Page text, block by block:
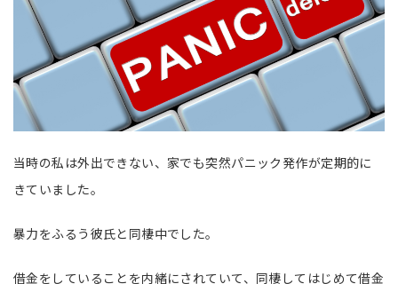
当時の私は外出できない、家でも突然パニック発作が定期的に
きていました。
暴力をふるう彼氏と同棲中でした。
借金をしていることを内緒にされていて、同棲してはじめて借金